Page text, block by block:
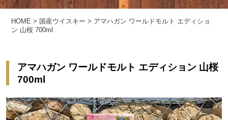
HOME > 国産ウイスキー > アマハガン ワールドモルト エディショ
ン 山桜 700ml
アマハガン ワールドモルト エディション 山桜
700ml